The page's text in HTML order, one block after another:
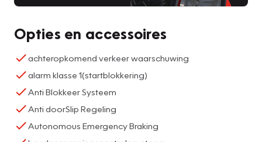
Opties en accessoires
achteropkomend verkeer waarschuwing
alarm klasse 1(startblokkering)
Anti Blokkeer Systeem
Anti doorSlip Regeling
Autonomous Emergency Braking